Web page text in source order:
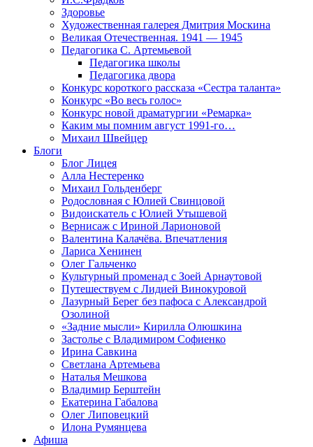
Здоровье
Художественная галерея Дмитрия Москина
Великая Отечественная. 1941 — 1945
Педагогика С. Артемьевой
Педагогика школы
Педагогика двора
Конкурс короткого рассказа «Сестра таланта»
Конкурс «Во весь голос»
Конкурс новой драматургии «Ремарка»
Каким мы помним август 1991-го…
Михаил Швейцер
Блоги
Блог Лицея
Алла Нестеренко
Михаил Гольденберг
Родословная с Юлией Свинцовой
Видоискатель с Юлией Утышевой
Вернисаж с Ириной Ларионовой
Валентина Калачёва. Впечатления
Лариса Хенинен
Олег Гальченко
Культурный променад с Зоей Арнаутовой
Путешествуем с Лидией Винокуровой
Лазурный Берег без пафоса с Александрой
Озолиной
«Задние мысли» Кирилла Олюшкина
Застолье с Владимиром Софиенко
Ирина Савкина
Светлана Артемьева
Наталья Мешкова
Владимир Берштейн
Екатерина Габалова
Олег Липовецкий
Илона Румянцева
Афиша